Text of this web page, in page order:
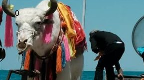
0